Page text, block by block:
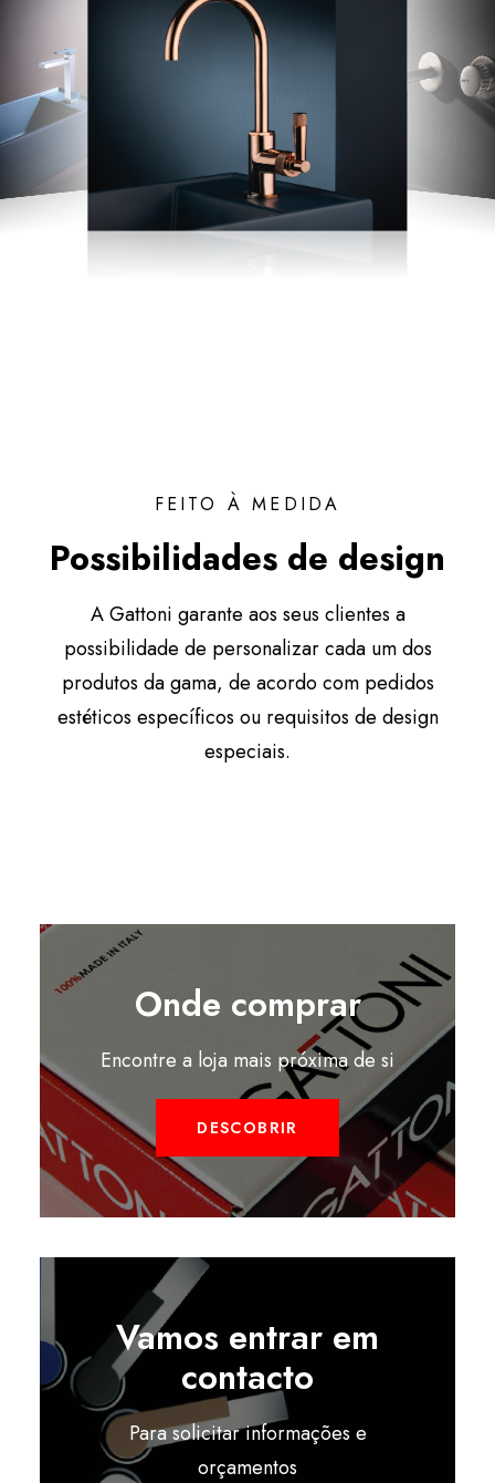
FEITO À MEDIDA
Possibilidades de design
A Gattoni garante aos seus clientes a
possibilidade de personalizar cada um dos
produtos da gama, de acordo com pedidos
estéticos específicos ou requisitos de design
especiais.
Onde comprar
Encontre a loja mais próxima de si
DESCOBRIR
Vamos entrar em
contacto
Para solicitar informações e
orçamentos